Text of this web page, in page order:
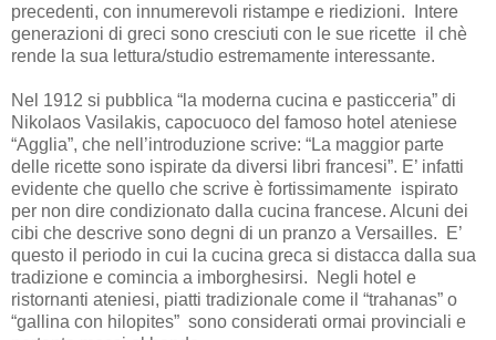
precedenti, con innumerevoli ristampe e riedizioni. Intere
generazioni di greci sono cresciuti con le sue ricette il chè
rende la sua lettura/studio estremamente interessante.
Nel 1912 si pubblica “la moderna cucina e pasticceria” di
Nikolaos Vasilakis, capocuoco del famoso hotel ateniese
“Agglia”, che nell’introduzione scrive: “La maggior parte
delle ricette sono ispirate da diversi libri francesi”. E’ infatti
evidente che quello che scrive è fortissimamente ispirato
per non dire condizionato dalla cucina francese. Alcuni dei
cibi che descrive sono degni di un pranzo a Versailles. E’
questo il periodo in cui la cucina greca si distacca dalla sua
tradizione e comincia a imborghesirsi. Negli hotel e
ristornanti ateniesi, piatti tradizionale come il “trahanas” o
“gallina con hilopites” sono considerati ormai provinciali e